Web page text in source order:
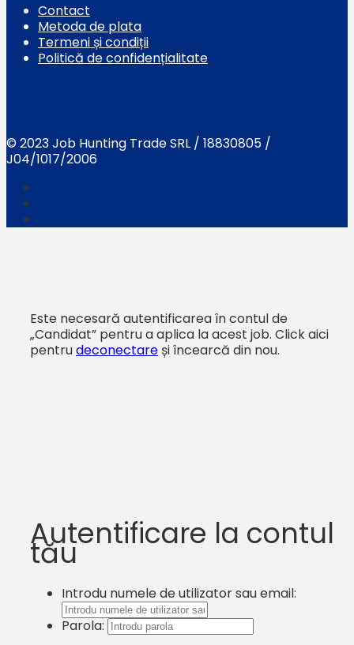
Contact
Metoda de plata
Termeni și condiții
Politică de confidențialitate
© 2023 Job Hunting Trade SRL / 18830805 /
J04/1017/2006
Este necesară autentificarea în contul de
„Candidat” pentru a aplica la acest job. Click aici
pentrudeconectare și încearcă din nou.
Autentificare la contul
tău
Introdu numele de utilizator sau email:
Parola: